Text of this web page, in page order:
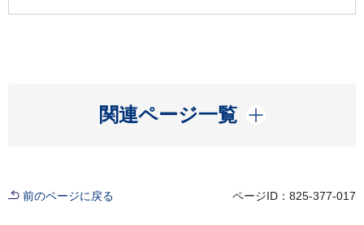
関連ページ一覧
開く
前のページに戻る ページID：825-377-017